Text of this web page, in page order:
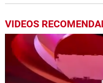
VIDEOS